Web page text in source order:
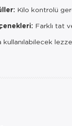
Kilo kontrolü
Farklı tat
kullanılabilecek